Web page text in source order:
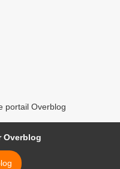
portail Overblog
Overblog